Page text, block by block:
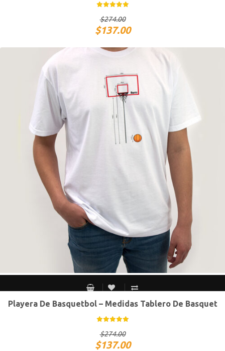
$274.00
$137.00
CH G XG
Playera De Basquetbol – Medidas Tablero De Basquet
$274.00
$137.00